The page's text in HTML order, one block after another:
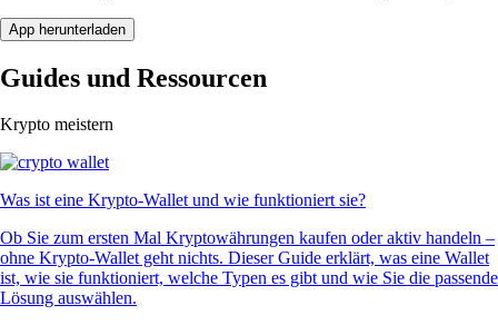
App herunterladen
Guides und Ressourcen
Krypto meistern
Was ist eine Krypto-Wallet und wie funktioniert sie?
Ob Sie zum ersten Mal Kryptowährungen kaufen oder aktiv handeln –
ohne Krypto-Wallet geht nichts. Dieser Guide erklärt, was eine Wallet
ist, wie sie funktioniert, welche Typen es gibt und wie Sie die passende
Lösung auswählen.